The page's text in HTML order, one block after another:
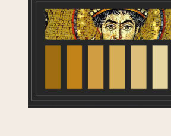
Lavori
Progetti
Press
G108